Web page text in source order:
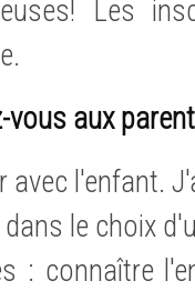
Les
aux
avec l'enfant.
le choix
: connaître